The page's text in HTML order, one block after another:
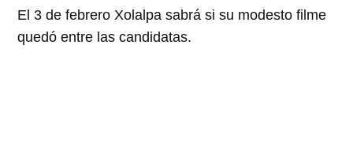
El 3 de febrero Xolalpa sabrá si su modesto filme
quedó entre las candidatas.